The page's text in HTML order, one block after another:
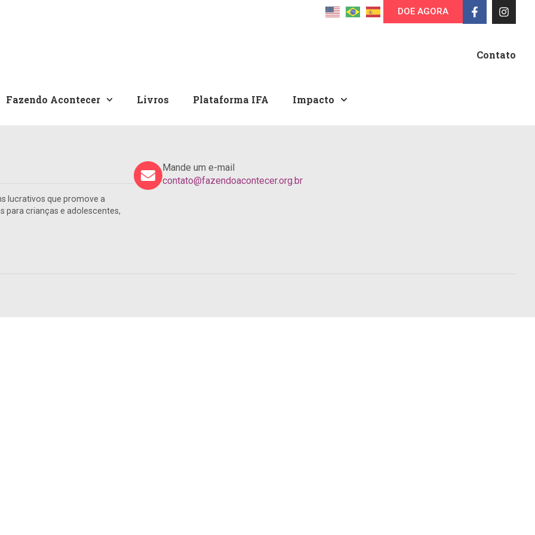
DOE AGORA
Contato
Fazendo Acontecer Livros Plataforma IFA Impacto
lucrativos que promove a
para crianças e adolescentes,
Mande um e-mail
contato@fazendoacontecer.org.br